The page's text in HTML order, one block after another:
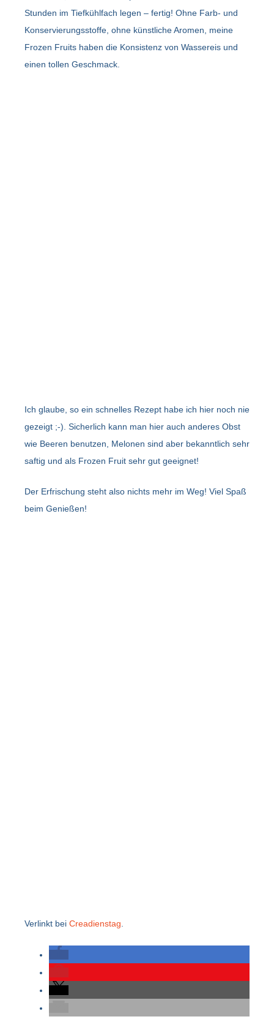
Stunden im Tiefkühlfach legen – fertig! Ohne Farb- und
Konservierungsstoffe, ohne künstliche Aromen, meine
Frozen Fruits haben die Konsistenz von Wassereis und
einen tollen Geschmack.
Ich glaube, so ein schnelles Rezept habe ich hier noch nie
gezeigt ;-). Sicherlich kann man hier auch anderes Obst
wie Beeren benutzen, Melonen sind aber bekanntlich sehr
saftig und als Frozen Fruit sehr gut geeignet!
Der Erfrischung steht also nichts mehr im Weg! Viel Spaß
beim Genießen!
Verlinkt bei Creadienstag.